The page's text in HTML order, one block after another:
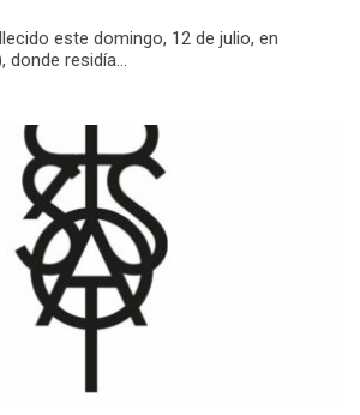
este domingo, 12 de julio, en
donde residía...